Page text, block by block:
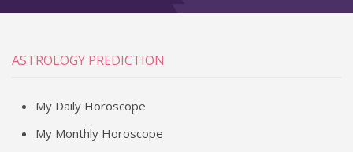
ASTROLOGY PREDICTION
My Daily Horoscope
My Monthly Horoscope